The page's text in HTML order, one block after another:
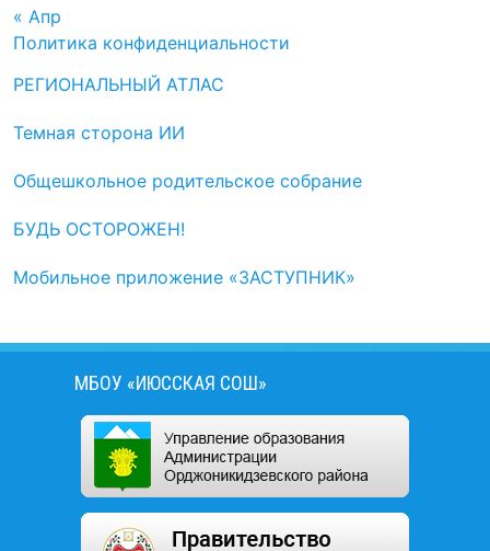
« Апр
Политика конфиденциальности
РЕГИОНАЛЬНЫЙ АТЛАС
Темная сторона ИИ
Общешкольное родительское собрание
БУДЬ ОСТОРОЖЕН!
Мобильное приложение «ЗАСТУПНИК»
МБОУ «ИЮССКАЯ СОШ»